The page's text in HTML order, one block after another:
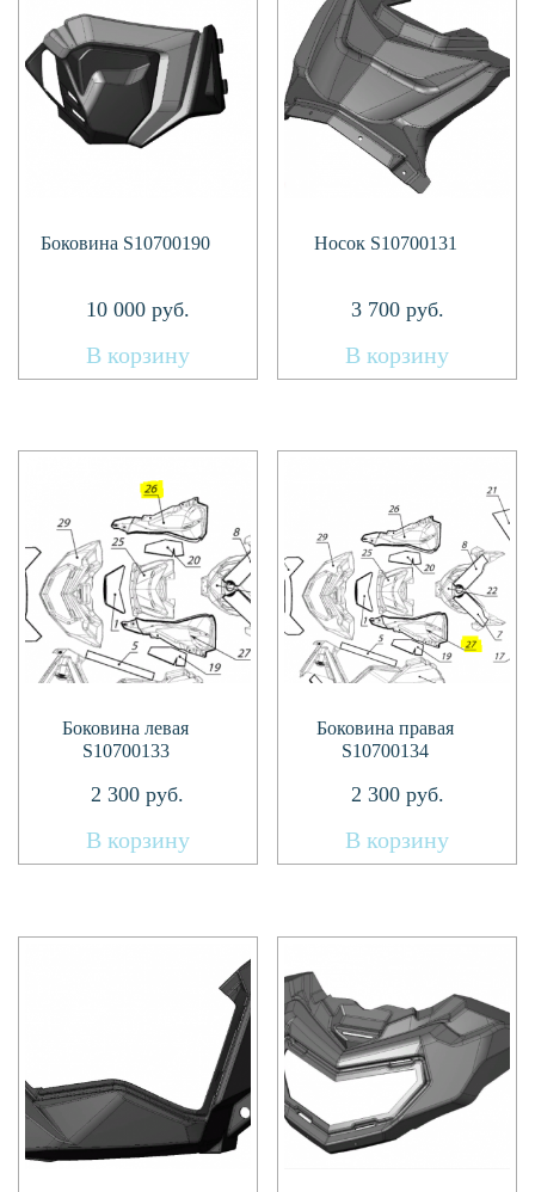
Боковина S10700190
10 000руб.
В корзину
Носок S10700131
3 700руб.
В корзину
Боковина левая
S10700133
2 300 руб.
В корзину
Боковина правая
S10700134
2 300руб.
В корзину